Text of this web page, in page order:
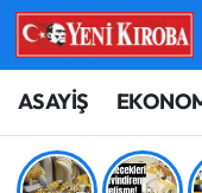
ASAYİŞASAYİŞ
BİLİM-
Aydın Nöbetçi
Aydın Hava